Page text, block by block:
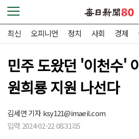
최신 오피니언 정치 사회 경제
민주 도왔던 '이천수'
원희룡 지원 나선다
김세연 기자ksy121@imaeil.com
입력 2024-02-22 08:31:05